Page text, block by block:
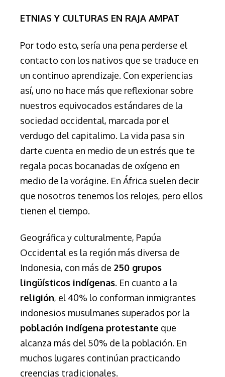
ETNIAS Y CULTURAS EN RAJA AMPAT
Por todo esto, sería una pena perderse el
contacto con los nativos que se traduce en
un continuo aprendizaje. Con experiencias
así, uno no hace más que reflexionar sobre
nuestros equivocados estándares de la
sociedad occidental, marcada por el
verdugo del capitalimo. La vida pasa sin
darte cuenta en medio de un estrés que te
regala pocas bocanadas de oxígeno en
medio de la vorágine. En África suelen decir
que nosotros tenemos los relojes, pero ellos
tienen el tiempo.
Geográfica y culturalmente, Papúa
Occidental es la región más diversa de
Indonesia, con más de 250 grupos
lingüísticos indígenas. En cuanto a la
religión, el 40% lo conforman inmigrantes
indonesios musulmanes superados por la
población indígena protestante que
alcanza más del 50% de la población. En
muchos lugares continúan practicando
creencias tradicionales.